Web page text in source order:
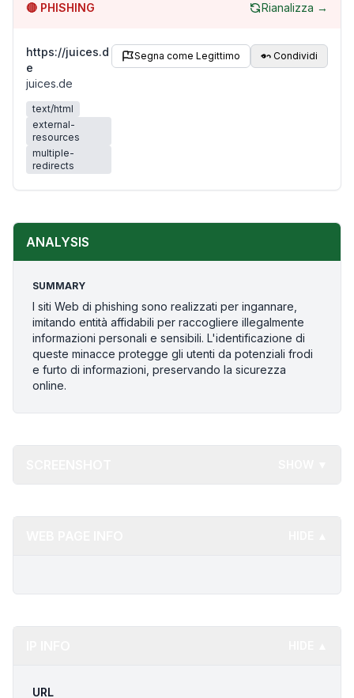
🔴 PHISHING Rianalizza →
https://juices.d
e
juices.de
text/html
external-
resources
multiple-
redirects
Segna come Legittimo Condividi
ANALYSIS
SUMMARY
I siti Web di phishing sono realizzati per ingannare,
imitando entità affidabili per raccogliere illegalmente
informazioni personali e sensibili. L'identificazione di
queste minacce protegge gli utenti da potenziali frodi
e furto di informazioni, preservando la sicurezza
online.
URL